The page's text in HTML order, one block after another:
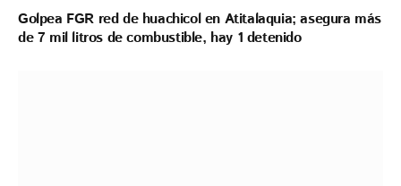
Golpea FGR red de huachicol en Atitalaquia; asegura más
de 7 mil litros de combustible, hay 1 detenido